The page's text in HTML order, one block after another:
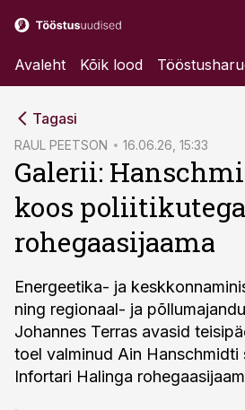
Avaleht Kõik lood
Tagasi
RAUL PEETSON 16.06.26, 15:33
Galerii:
koos
rohegaasijaama
Energeetika- ja
ning regionaal- ja
Johannes Terras avasid
toel valminud Ain Hanschmidti
Infortari Halinga